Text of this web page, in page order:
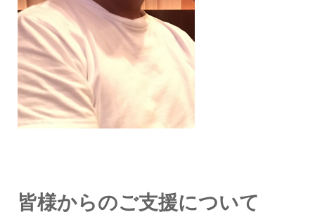
皆様からのご支援について